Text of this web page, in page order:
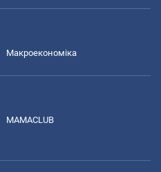
Макроекономіка
MAMACLUB